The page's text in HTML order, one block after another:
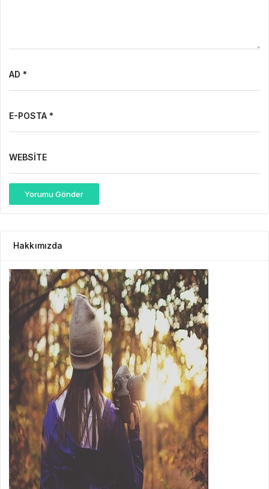
AD *
E-POSTA *
WEBSITE
Yorumu Gönder
Hakkımızda